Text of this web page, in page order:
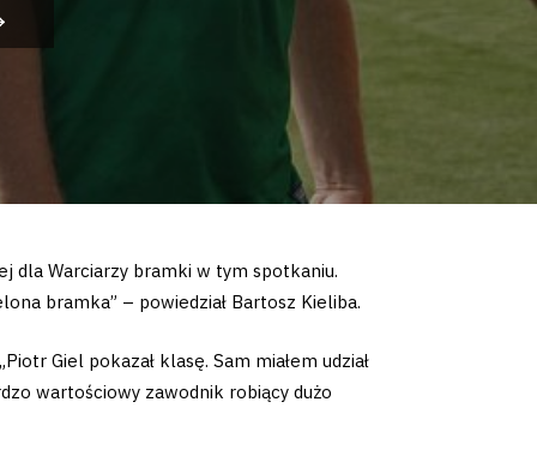
dla Warciarzy bramki w tym spotkaniu.
bramka” – powiedział Bartosz Kieliba.
Giel pokazał klasę. Sam miałem udział
wartościowy zawodnik robiący dużo